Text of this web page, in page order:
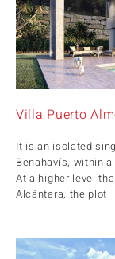
Villa Puerto
It is an isolated
Benahavís, within
At a higher level
Alcántara, the plot